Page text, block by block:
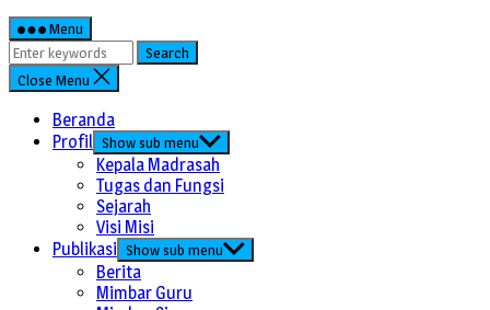
Menu
Search
Close Menu
Beranda
Profil Show sub menu
Kepala Madrasah
Tugas dan Fungsi
Sejarah
Visi Misi
Publikasi Show sub menu
Berita
Mimbar Guru